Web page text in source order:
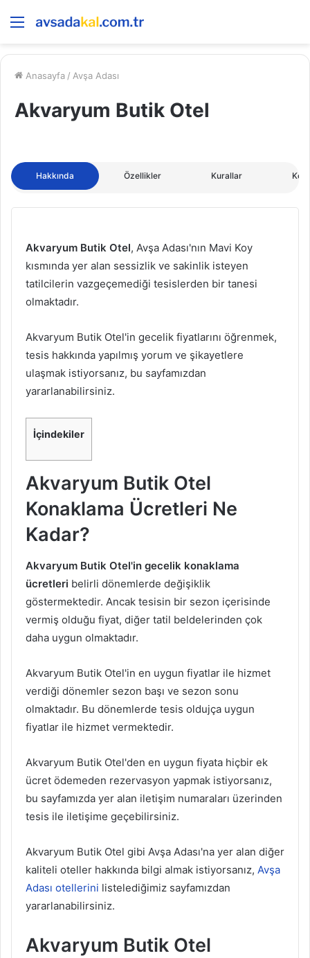
Menü
Anasayfa / Avşa Adası
Akvaryum Butik Otel
Hakkında Özellikler Kurallar
Akvaryum Butik Otel, Avşa Adası'nın Mavi Koy
kısmında yer alan sessizlik ve sakinlik isteyen
tatilcilerin vazgeçemediği tesislerden bir tanesi
olmaktadır.
Akvaryum Butik Otel'in gecelik fiyatlarını öğrenmek,
tesis hakkında yapılmış yorum ve şikayetlere
ulaşmak istiyorsanız, bu sayfamızdan
yararlanabilirsiniz.
İçindekiler
Akvaryum Butik Otel
Konaklama Ücretleri Ne
Kadar?
Akvaryum Butik Otel'in gecelik konaklama
ücretleri belirli dönemlerde değişiklik
göstermektedir. Ancak tesisin bir sezon içerisinde
vermiş olduğu fiyat, diğer tatil beldelerinden çok
daha uygun olmaktadır.
Akvaryum Butik Otel'in en uygun fiyatlar ile hizmet
verdiği dönemler sezon başı ve sezon sonu
olmaktadır. Bu dönemlerde tesis oldujça uygun
fiyatlar ile hizmet vermektedir.
Akvaryum Butik Otel'den en uygun fiyata hiçbir ek
ücret ödemeden rezervasyon yapmak istiyorsanız,
bu sayfamızda yer alan iletişim numaraları üzerinden
tesis ile iletişime geçebilirsiniz.
Akvaryum Butik Otel gibi Avşa Adası'na yer alan diğer
kaliteli oteller hakkında bilgi almak istiyorsanız, Avşa
Adası otellerini listelediğimiz sayfamızdan
yararlanabilirsiniz.
Akvaryum Butik Otel